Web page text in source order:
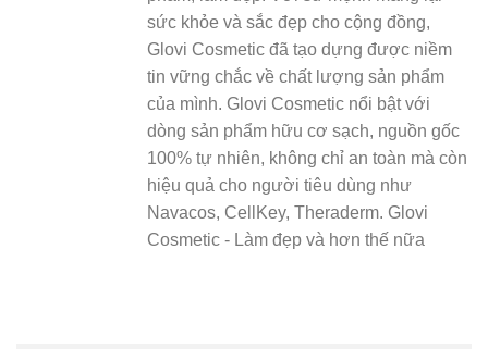
sức khỏe và sắc đẹp cho cộng đồng,
Glovi Cosmetic đã tạo dựng được niềm
tin vững chắc về chất lượng sản phẩm
của mình. Glovi Cosmetic nổi bật với
dòng sản phẩm hữu cơ sạch, nguồn gốc
100% tự nhiên, không chỉ an toàn mà còn
hiệu quả cho người tiêu dùng như
Navacos, CellKey, Theraderm. Glovi
Cosmetic - Làm đẹp và hơn thế nữa